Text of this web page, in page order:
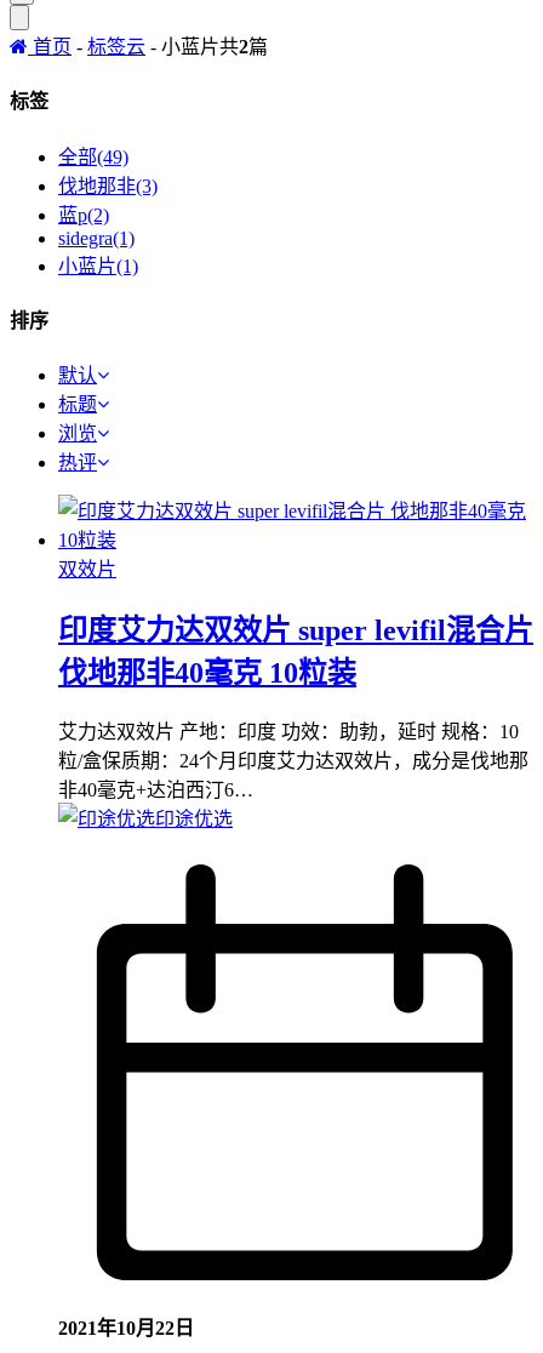
首页 - 标签云 - 小蓝片共2篇
标签
全部(49)
伐地那非(3)
蓝p(2)
sidegra(1)
小蓝片(1)
排序
默认
标题
浏览
热评
双效片
印度艾力达双效片 super levifil混合片
伐地那非40毫克 10粒装
艾力达双效片 产地：印度 功效：助勃，延时 规格：10
粒/盒保质期：24个月印度艾力达双效片，成分是伐地那
非40毫克+达泊西汀6…
印途优选
2021年10月22日